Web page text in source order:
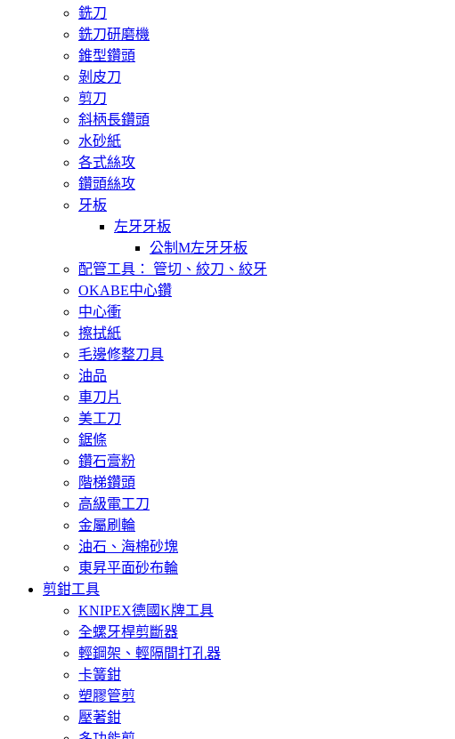
銑刀
銑刀研磨機
錐型鑽頭
剝皮刀
剪刀
斜柄長鑽頭
水砂紙
各式絲攻
鑽頭絲攻
牙板
左牙牙板
公制M左牙牙板
配管工具： 管切、絞刀、絞牙
OKABE中心鑽
中心衝
擦拭紙
毛邊修整刀具
油品
車刀片
美工刀
鋸條
鑽石膏粉
階梯鑽頭
高級電工刀
金屬刷輪
油石、海棉砂塊
東昇平面砂布輪
剪鉗工具
KNIPEX德國K牌工具
全螺牙桿剪斷器
輕鋼架、輕隔間打孔器
卡簧鉗
塑膠管剪
壓著鉗